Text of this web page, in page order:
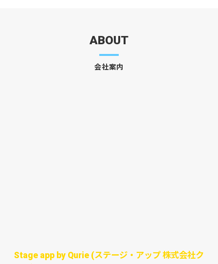
会社案内
ABOUT
Stage app by Qurie (ステージ・アップ 株式会社ク